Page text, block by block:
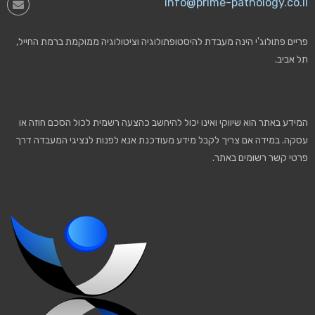
פריים פתולוג'י הינה מעבדת להיסטופתולוגיה וציטולוגיה ממוקמת ברמת החייל,
תל אביב.
המידע באתר הוא שיווקי ואינו יכול להיחשב כהצעה רשמית לכול הסכם חוזה או
עסקה. במידה אם צריך לקבל מידע מעודכנת אנא לפנות לנציגי המעבדה דרך
פרטי קשר רשומים באתר.